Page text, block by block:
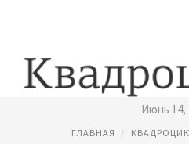
КВАДРОЦИКЛ
Июнь 14,
ГЛАВНАЯ